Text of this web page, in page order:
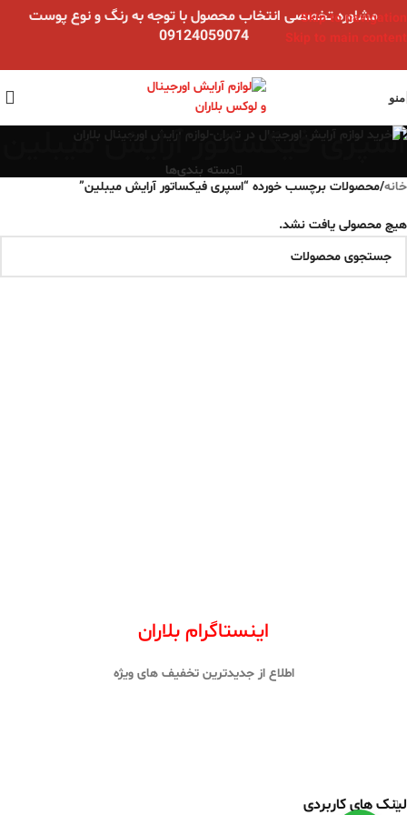
Skip to navigation
Skip to main content
مشاوره تخصصی انتخاب محصول با توجه به رنگ و نوع پوست
09124059074
منو
اسپری فیکساتور آرایش میبلین
دسته بندی‌ها
خانه/محصولات برچسب خورده “اسپری فیکساتور آرایش میبلین”
هیچ محصولی یافت نشد.
اینستاگرام بلاران
اطلاع از جدیدترین تخفیف های ویژه
لینک های کاربردی